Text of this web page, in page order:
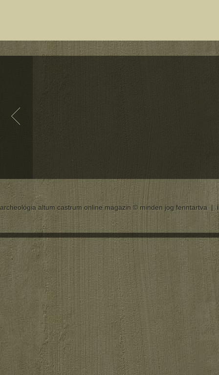
archeológia altum castrum online magazin © minden jog fenntartva |